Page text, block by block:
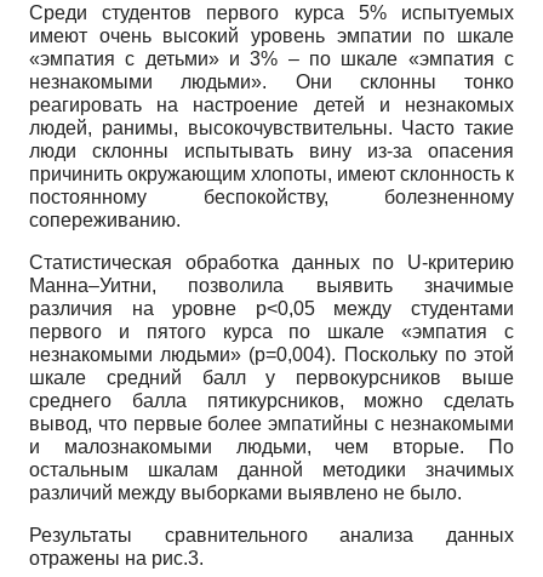
Среди студентов первого курса 5% испытуемых
имеют очень высокий уровень эмпатии по шкале
«эмпатия с детьми» и 3% – по шкале «эмпатия с
незнакомыми людьми». Они склонны тонко
реагировать на настроение детей и незнакомых
людей, ранимы, высокочувствительны. Часто такие
люди склонны испытывать вину из-за опасения
причинить окружающим хлопоты, имеют склонность к
постоянному беспокойству, болезненному
сопереживанию.
Статистическая обработка данных по U-критерию
Манна–Уитни, позволила выявить значимые
различия на уровне p<0,05 между студентами
первого и пятого курса по шкале «эмпатия с
незнакомыми людьми» (р=0,004). Поскольку по этой
шкале средний балл у первокурсников выше
среднего балла пятикурсников, можно сделать
вывод, что первые более эмпатийны с незнакомыми
и малознакомыми людьми, чем вторые. По
остальным шкалам данной методики значимых
различий между выборками выявлено не было.
Результаты сравнительного анализа данных
отражены на рис.3.